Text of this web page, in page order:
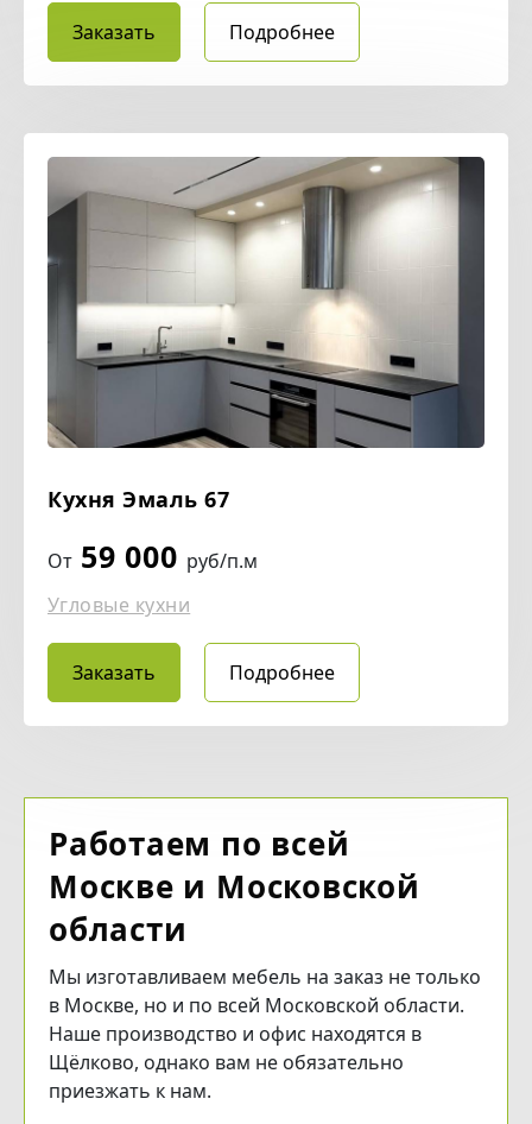
Заказать Подробнее
Кухня Эмаль 67
От 59 000 руб/п.м
Угловые кухни
Заказать Подробнее
Работаем по всей
Москве и Московской
области
Мы изготавливаем мебель на заказ не только
в Москве, но и по всей Московской области.
Наше производство и офис находятся в
Щёлково, однако вам не обязательно
приезжать к нам.